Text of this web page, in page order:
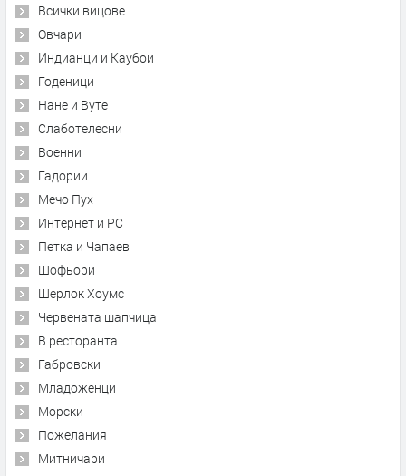
Всички вицове
Овчари
Индианци и Каубои
Годеници
Нане и Вуте
Слаботелесни
Военни
Гадории
Мечо Пух
Интернет и PC
Петка и Чапаев
Шофьори
Шерлок Хоумс
Червената шапчица
В ресторанта
Габровски
Младоженци
Морски
Пожелания
Митничари